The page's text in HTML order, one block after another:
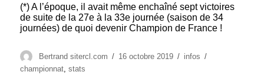
(*) A l’époque, il avait même enchaîné sept victoires
de suite de la 27e à la 33e journée (saison de 34
journées) de quoi devenir Champion de France !
Auteur
Bertrand sitercl.com
Publié
16 octobre 2019 Catégories
infos
championnat,stats